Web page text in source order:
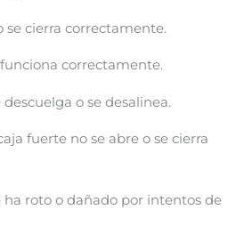
se cierra correctamente.
correctamente.
o se desalinea.
fuerte no se abre o se cierra
ha roto o dañado por intentos de